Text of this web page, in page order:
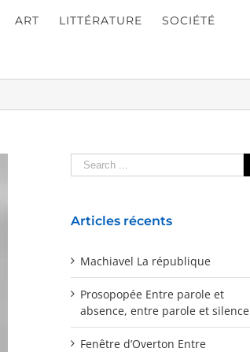
ART LITTÉRATURE SOCIÉTÉ
Articles récents
Machiavel La république
Prosopopée Entre parole et
absence, entre parole et silence
Fenêtre d’Overton Entre